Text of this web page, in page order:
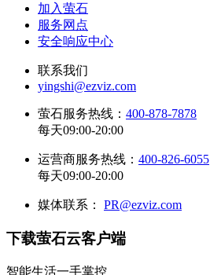
加入萤石
服务网点
安全响应中心
联系我们
yingshi@ezviz.com
萤石服务热线： 400-878-7878
每天09:00-20:00
运营商服务热线： 400-826-6055
每天09:00-20:00
媒体联系： PR@ezviz.com
下载萤石云客户端
智能生活一手掌控